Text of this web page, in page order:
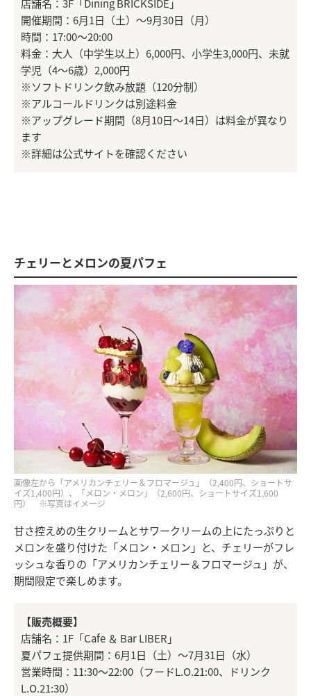
店舗名：3F「Dining BRICKSIDE」
開催期間：6月1日（土）～9月30日（月）
時間：17:00～20:00
料金：大人（中学生以上）6,000円、小学生3,000円、未就
学児（4～6歳）2,000円
※ソフトドリンク飲み放題（120分制）
※アルコールドリンクは別途料金
※アップグレード期間（8月10日～14日）は料金が異なり
ます
※詳細は公式サイトを確認ください
チェリーとメロンの夏パフェ
画像左から「アメリカンチェリー＆フロマージュ」（2,400円、ショートサ
イズ1,400円）、「メロン・メロン」（2,600円、ショートサイズ1,600
円） ※写真はイメージ
甘さ控えめの生クリームとサワークリームの上にたっぷりと
メロンを盛り付けた「メロン・メロン」と、チェリーがフレ
ッシュな香りの「アメリカンチェリー＆フロマージュ」が、
期間限定で楽しめます。
【販売概要】
店舗名：1F「Cafe ＆ Bar LIBER」
夏パフェ提供期間：6月1日（土）～7月31日（水）
営業時間：11:30～22:00（フードL.O.21:00、ドリンク
L.O.21:30）